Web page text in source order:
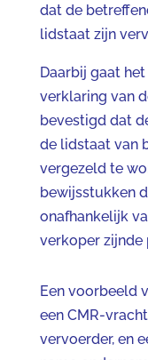
dat de
lidstaat zijn
Daarbij gaat
verklaring van
bevestigd dat
de lidstaat van
vergezeld te
bewijsstukken
onafhankelijk
verkoper zijnde
Een voorbeeld
een CMR-
vervoerder, en